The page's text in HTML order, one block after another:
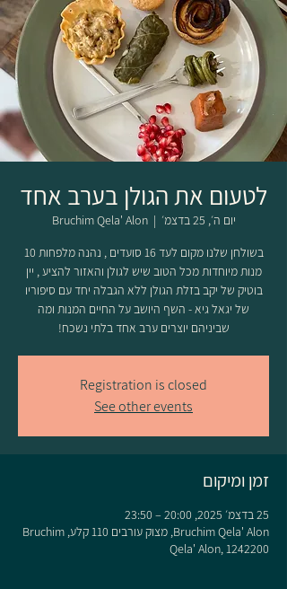
לטעום את הגולן בערב אחד
יום ה׳, 25 בדצמ׳
  |
Bruchim Qela' Alon
בשולחן שלנו מקום לעד 16 סועדים , נהנה מלפחות 10
מנות מיוחדות מכל הטוב שיש לגולן והאזור להציע , יין
בוטיק של יקב בזלת הגולן ללא הגבלה יחד עם סיפוריו
של יגאל גיא - השף היושב על החיים המנות ומה
שביניהם יוצרים ערב אחד בלתי נשכח!
Registration is closed
See other events
זמן ומיקום
25 בדצמ׳ 2025, 20:00 – 23:50
Bruchim Qela' Alon, מצוק עורבים 110 קלע, Bruchim
Qela' Alon, 1242200